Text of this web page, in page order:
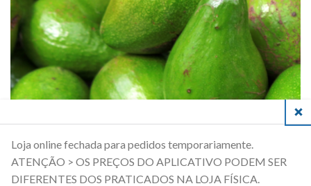
ADICIONAR
A LISTA DE
COMPRAS
Loja online fechada para pedidos temporariamente.
ATENÇÃO > OS PREÇOS DO APLICATIVO PODEM SER
DIFERENTES DOS PRATICADOS NA LOJA FÍSICA.